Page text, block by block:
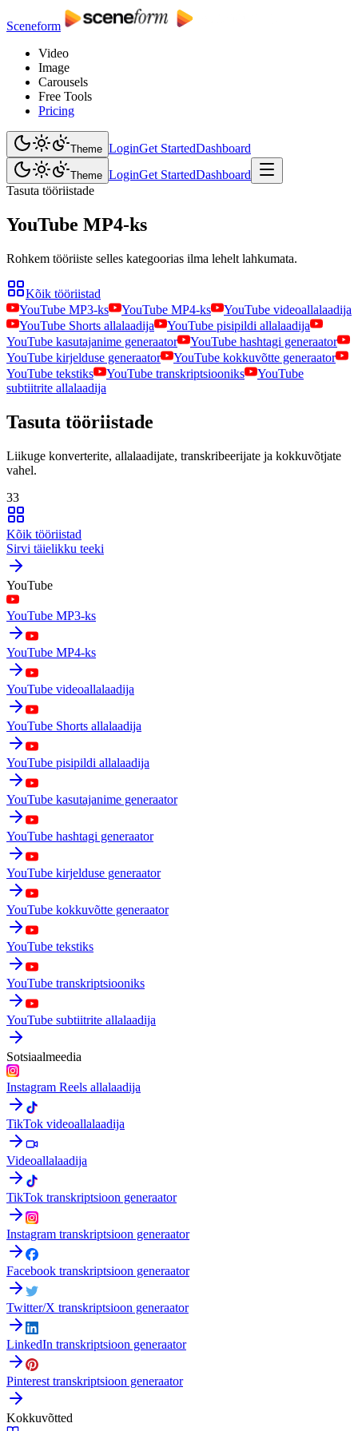
Sceneform
Video
Image
Carousels
Free Tools
Pricing
Theme LoginGet StartedDashboard
Theme LoginGet StartedDashboard
Tasuta tööriistade
YouTube MP4-ks
Rohkem tööriiste selles kategoorias ilma lehelt lahkumata.
Kõik tööriistad
YouTube MP3-ks
YouTube MP4-ks
YouTube videoallalaadija
YouTube Shorts allalaadija
YouTube pisipildi allalaadija
YouTube kasutajanime generaator
YouTube hashtagi generaator
YouTube kirjelduse generaator
YouTube kokkuvõtte generaator
YouTube tekstiks
YouTube transkriptsiooniks
YouTube
subtiitrite allalaadija
Tasuta tööriistade
Liikuge konverterite, allalaadijate, transkribeerijate ja kokkuvõtjate
vahel.
33
Kõik tööriistad
Sirvi täielikku teeki
YouTube
YouTube MP3-ks
YouTube MP4-ks
YouTube videoallalaadija
YouTube Shorts allalaadija
YouTube pisipildi allalaadija
YouTube kasutajanime generaator
YouTube hashtagi generaator
YouTube kirjelduse generaator
YouTube kokkuvõtte generaator
YouTube tekstiks
YouTube transkriptsiooniks
YouTube subtiitrite allalaadija
Sotsiaalmeedia
Instagram Reels allalaadija
TikTok videoallalaadija
Videoallalaadija
TikTok transkriptsioon generaator
Instagram transkriptsioon generaator
Facebook transkriptsioon generaator
Twitter/X transkriptsioon generaator
LinkedIn transkriptsioon generaator
Pinterest transkriptsioon generaator
Kokkuvõtted